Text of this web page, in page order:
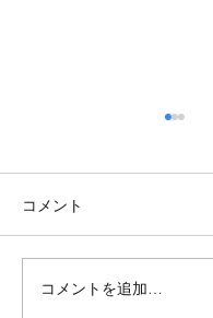
【TOKYOBB】新
コメント
コメントを追加…